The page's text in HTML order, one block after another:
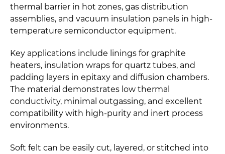
thermal barrier in hot zones, gas distribution
assemblies, and vacuum insulation panels in high-
temperature semiconductor equipment.
Key applications include linings for graphite
heaters, insulation wraps for quartz tubes, and
padding layers in epitaxy and diffusion chambers.
The material demonstrates low thermal
conductivity, minimal outgassing, and excellent
compatibility with high-purity and inert process
environments.
Soft felt can be easily cut, layered, or stitched into